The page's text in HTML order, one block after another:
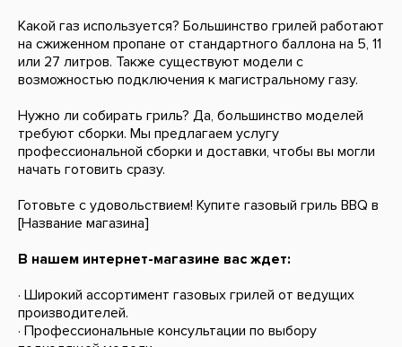
Какой газ используется? Большинство грилей работают
на сжиженном пропане от стандартного баллона на 5, 11
или 27 литров. Также существуют модели с
возможностью подключения к магистральному газу.
Нужно ли собирать гриль? Да, большинство моделей
требуют сборки. Мы предлагаем услугу
профессиональной сборки и доставки, чтобы вы могли
начать готовить сразу.
Готовьте с удовольствием! Купите газовый гриль BBQ в
[Название магазина]
В нашем интернет-магазине вас ждет:
· Широкий ассортимент газовых грилей от ведущих
производителей.
· Профессиональные консультации по выбору